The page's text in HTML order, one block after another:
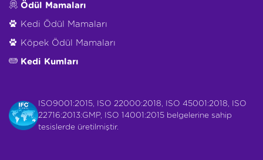
Ödül Mamaları
Kedi Ödül Mamaları
Köpek Ödül Mamaları
Kedi Kumları
ISO9001:2015, ISO 22000:2018, ISO 45001:2018, ISO
22716:2013:GMP, ISO 14001:2015 belgelerine sahip
tesislerde üretilmiştir.